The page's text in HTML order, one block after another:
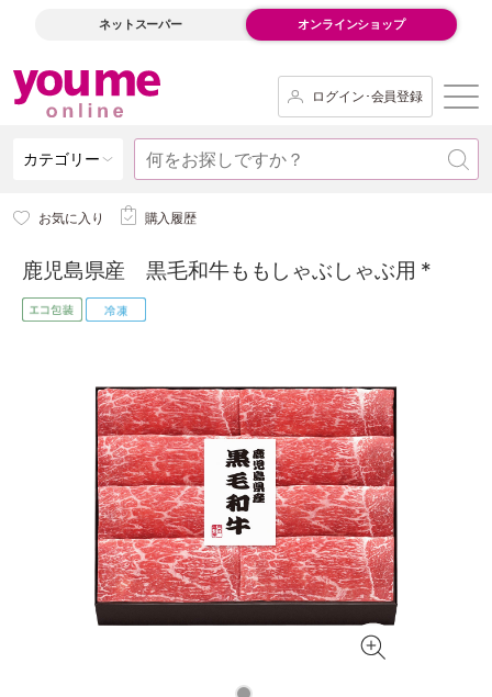
ネットスーパー オンラインショップ
ログイン･会員登録
カテゴリー
お気に入り 購入履歴
鹿児島県産 黒毛和牛ももしゃぶしゃぶ用 *